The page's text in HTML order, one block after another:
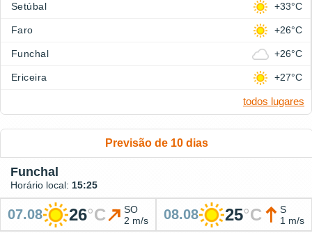
Setúbal +33°C
Faro +26°C
Funchal +26°C
Ericeira +27°C
todos lugares
Previsão de 10 dias
Funchal
Horário local: 15:25
07.08 26°C
SO
2 m/s
08.08 25°C
S
1 m/s